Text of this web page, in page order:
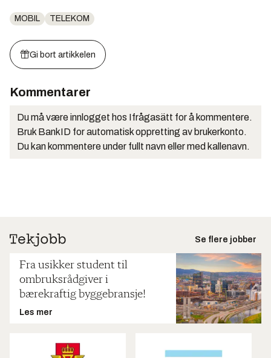
MOBIL TELEKOM
Gi bort artikkelen
Kommentarer
Du må være innlogget hos Ifrågasätt for å kommentere.
Bruk BankID for automatisk oppretting av brukerkonto.
Du kan kommentere under fullt navn eller med kallenavn.
Se flere jobber
Fra usikker student til
ombruksrådgiver i
bærekraftig byggebransje!
Les mer